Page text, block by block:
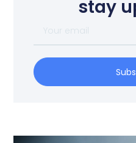
stay